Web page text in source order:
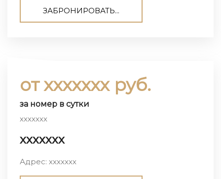
ЗАБРОНИРОВАТЬ...
от ххххххх руб.
за номер в сутки
ххххххх
ххххххх
Адрес: ххххххх